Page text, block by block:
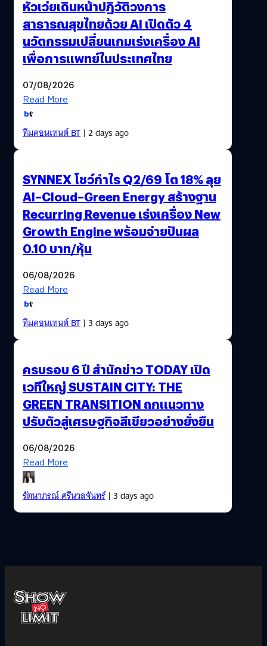
หัวเว่ยเดินหน้าปฏิวัติวงการ
สาธารณสุขไทยด้วย AI เปิดตัว 4
นวัตกรรมเปลี่ยนเกมเร่งเครื่อง AI
เพื่อการแพทย์ในประเทศไทย
07/08/2026
Read More
ทีมคอนเทนต์ BT| 2 days ago
SYNNEX โชว์กำไร Q2/69 โต 18% ลุย
AI–Cloud–Green Energy สร้างฐาน
Recurring Revenue เร่งเครื่อง New
Growth Engine พร้อมจ่ายปันผล
0.10 บาท/หุ้น
06/08/2026
Read More
ทีมคอนเทนต์ BT| 3 days ago
ครบรอบ 6 ปี สำนักข่าว TODAY เปิด
เวทีใหญ่ SUSTAIN CITY: THE
GREEN TRANSITION ถกแนวทาง
ปรับตัวสู่เศรษฐกิจสีเขียวอย่างยั่งยืน
06/08/2026
Read More
รัตนาภรณ์ ศรีนวลจันทร์| 3 days ago